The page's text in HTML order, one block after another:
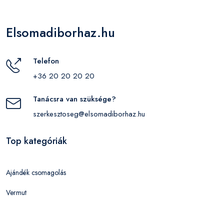
Elsomadiborhaz.hu
Telefon
+36 20 20 20 20
Tanácsra van szüksége?
szerkesztoseg@elsomadiborhaz.hu
Top kategóriák
Ajándék csomagolás
Vermut